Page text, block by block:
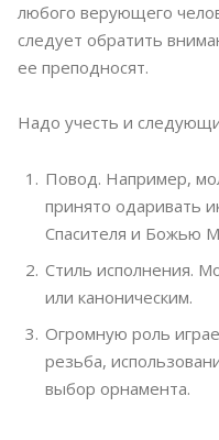
любого верующего
следует обратить
ее преподносят.
Надо учесть и
Повод. Например,
принято одаривать
Спасителя и Божью
Стиль исполнения.
или каноническим.
Огромную роль
резьба,
выбор орнамента.